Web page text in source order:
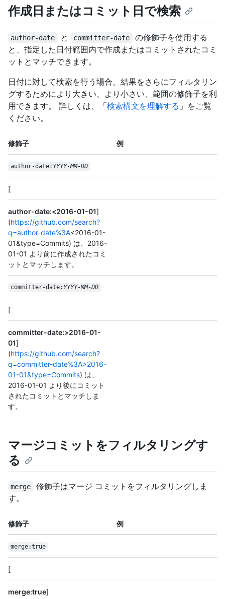
作成日またはコミット日で検索
author-date と committer-date
の修飾子を使用する
と、指定した日付範囲内で作成またはコミットされたコミ
ットとマッチできます。
日付に対して検索を行う場合、結果をさらにフィルタリン
グするためにより大きい、より小さい、範囲の修飾子を利
用できます。 詳しくは、「検索構文を理解する 」をご覧
ください。
修飾子 例
author-date: YYYY-MM-DD
[
author-date:<2016-01-01]
(https://github.com/search?
q=author-date%3A<2016-01-
01&type=Commits) は、2016-
01-01 より前に作成されたコミ
ットとマッチします。
committer-date: YYYY-MM-DD
[
committer-date:>2016-01-
01]
(https://github.com/search?
q=committer-date%3A>2016-
01-01&type=Commits) は、
2016-01-01 より後にコミット
されたコミットとマッチしま
す。
マージコミットをフィルタリングす
る
merge
修飾子はマージ コミットをフィルタリングしま
す。
修飾子 例
merge:true
[
merge:true]